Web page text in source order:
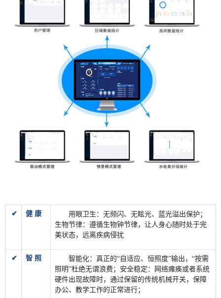
✔ 健 康
用眼卫生：无频闪、无眩光、蓝光溢出保护；
生物节律：遵循生物钟节律，让人身心随时处于完
美状态，远离疾病侵扰
✔ 智 照
智能化：真正的“自适应、恒照度”输出，“按需
照明”杜绝无谓浪费；安全稳定：网络瘫痪或者系统
硬件出现故障时，通过保留的传统机械开关，保障
办公、教学工作的正常进行；